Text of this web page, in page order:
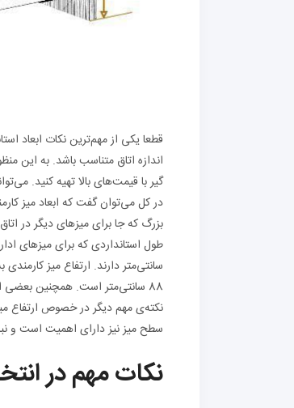
قطعا یکی از مهم‌ترین نکات ابعاد
اندازه اتاق متناسب باشد. به این
گیر با قیمت‌های بالا تهیه کنید.
در کل می‌توان گفت که ابعاد میز
بزرگ که جا برای میزهای دیگر در
88 سانتی‌متر است. همچنین بعضی از میزها به فرد این امکان را می‌دهند که با توجه به قد خود ارتفاع میز را تنظیم کند.
نکته‌ی مهم دیگر در خصوص ارتفاع
سطح میز نیز دارای اهمیت است و
نکات مهم در